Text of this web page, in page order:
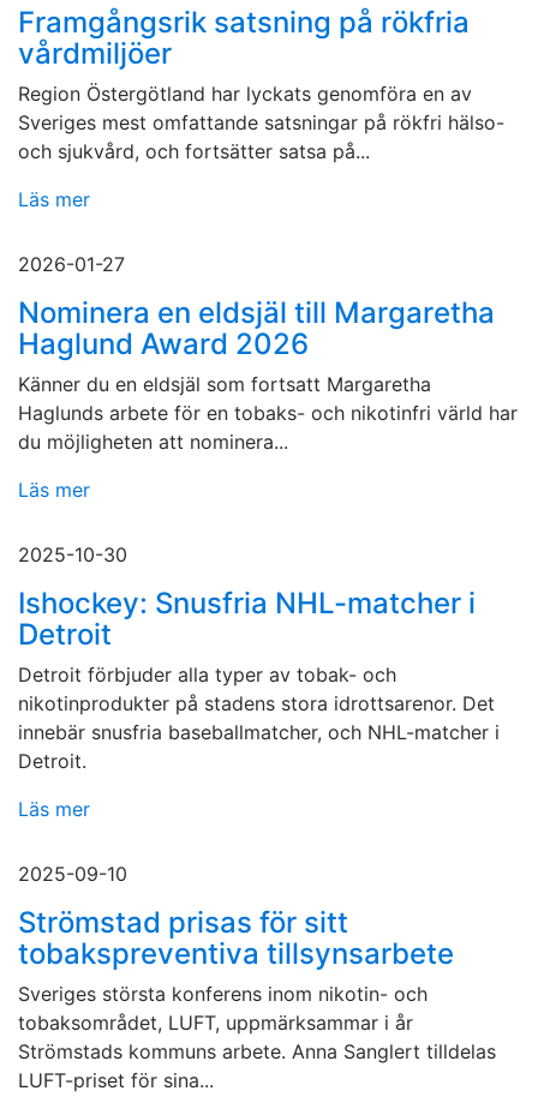
Framgångsrik satsning på rökfria
vårdmiljöer
Region Östergötland har lyckats genomföra en av
Sveriges mest omfattande satsningar på rökfri hälso-
och sjukvård, och fortsätter satsa på...
Läs mer
2026-01-27
Nominera en eldsjäl till Margaretha
Haglund Award 2026
Känner du en eldsjäl som fortsatt Margaretha
Haglunds arbete för en tobaks- och nikotinfri värld har
du möjligheten att nominera...
Läs mer
2025-10-30
Ishockey: Snusfria NHL-matcher i
Detroit
Detroit förbjuder alla typer av tobak- och
nikotinprodukter på stadens stora idrottsarenor. Det
innebär snusfria baseballmatcher, och NHL-matcher i
Detroit.
Läs mer
2025-09-10
Strömstad prisas för sitt
tobakspreventiva tillsynsarbete
Sveriges största konferens inom nikotin- och
tobaksområdet, LUFT, uppmärksammar i år
Strömstads kommuns arbete. Anna Sanglert tilldelas
LUFT-priset för sina...